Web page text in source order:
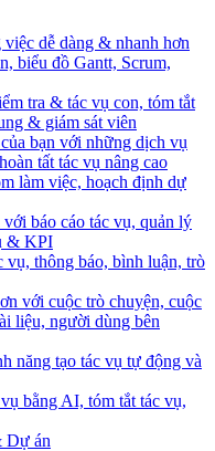
dễ dàng & nhanh hơn
biểu đồ Gantt, Scrum,
tra & tác vụ con, tóm tắt
& giám sát viên
bạn với những dịch vụ
tất tác vụ nâng cao
làm việc, hoạch định dự
báo cáo tác vụ, quản lý
& KPI
vụ, thông báo, bình luận, trò
với cuộc trò chuyện, cuộc
liệu, người dùng bên
năng tạo tác vụ tự động và
bằng AI, tóm tắt tác vụ,
Dự án